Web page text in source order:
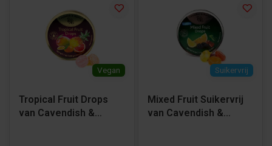
Vegan
Tropical Fruit Drops
van Cavendish &
Suikervrij
Mixed Fruit Suikervrij
van Cavendish &